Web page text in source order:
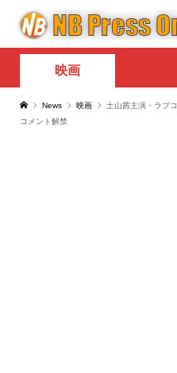
映画
News 映画
土山茜主演・ラブ
コメント解禁